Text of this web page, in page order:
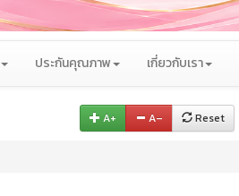
ประกันคุณภาพ เกี่ยวกับเรา
A+ A– Reset